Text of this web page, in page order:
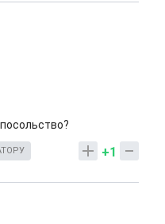
+1